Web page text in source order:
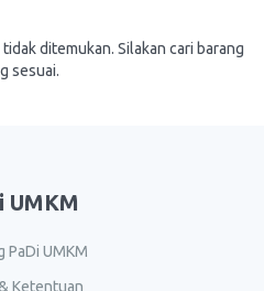
ditemukan. Silakan cari barang
sesuai.
UMKM
PaDi UMKM
Ketentuan